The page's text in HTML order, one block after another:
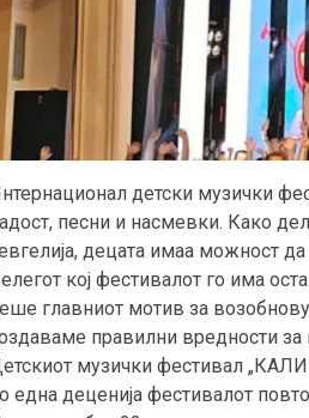
детски музички
песни и насмевки. Како
децата имаа можност
кој фестивалот го има
главниот мотив за
правилни вредности за
музички фестивал
една деценија фестивалот